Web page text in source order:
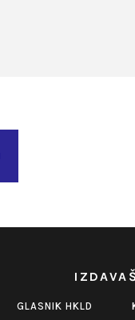
GLASNIK HKLD